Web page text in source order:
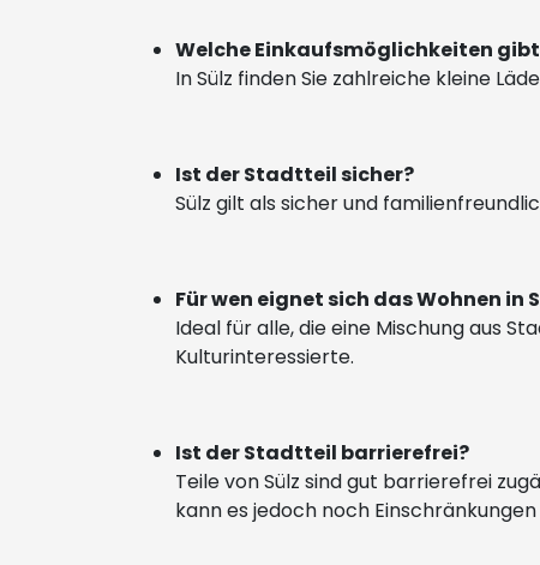
Welche Einkaufsmöglichkeiten gibt
In Sülz finden Sie zahlreiche kleine
Ist der Stadtteil sicher?
Sülz gilt als sicher und
Für wen eignet sich das Wohnen in
Ideal für alle, die eine Mischung aus
Kulturinteressierte.
Ist der Stadtteil barrierefrei?
Teile von Sülz sind gut barrierefrei
kann es jedoch noch